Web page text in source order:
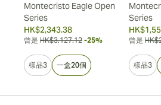
Montecristo Eagle Open
Series
HK$2,343.38
曾是 HK$3,127.12 -25%
樣品3 一盒20個
Series
曾是
樣品3